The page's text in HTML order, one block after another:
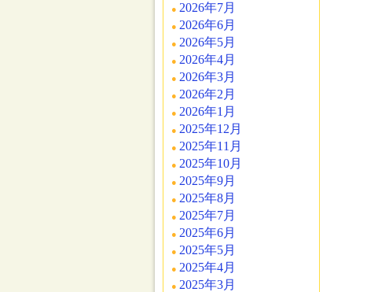
2026年7月
2026年6月
2026年5月
2026年4月
2026年3月
2026年2月
2026年1月
2025年12月
2025年11月
2025年10月
2025年9月
2025年8月
2025年7月
2025年6月
2025年5月
2025年4月
2025年3月